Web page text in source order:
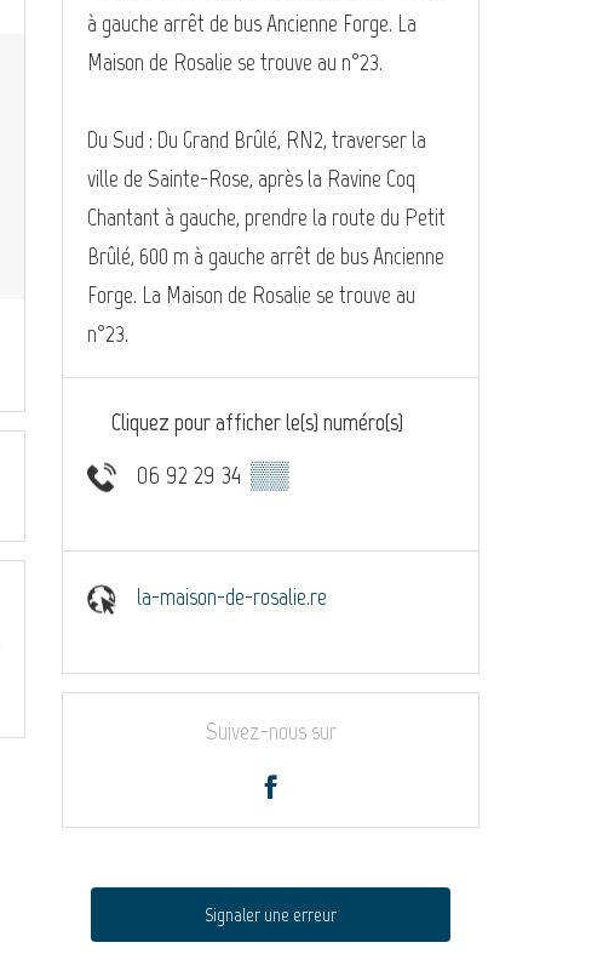
à gauche arrêt de bus Ancienne Forge. La
Maison de Rosalie se trouve au n°23.
Du Sud : Du Grand Brûlé, RN2, traverser la
ville de Sainte-Rose, après la Ravine Coq
Chantant à gauche, prendre la route du Petit
Brûlé, 600 m à gauche arrêt de bus Ancienne
Forge. La Maison de Rosalie se trouve au
n°23.
Cliquez pour afficher le(s) numéro(s)
06 92 29 34 ▒▒
la-maison-de-rosalie.re
Suivez-nous sur
Signaler une erreur